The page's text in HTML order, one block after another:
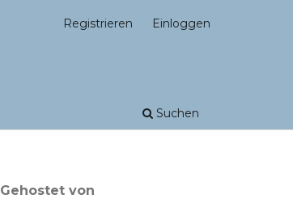
Suchen
Registrieren Einloggen
Gehostet von